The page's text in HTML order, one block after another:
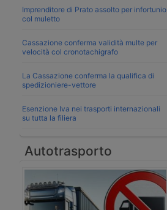
Imprenditore di Prato assolto per infortunio
col muletto
Cassazione conferma validità multe per
velocità col cronotachigrafo
La Cassazione conferma la qualifica di
spedizioniere-vettore
Esenzione Iva nei trasporti internazionali
su tutta la filiera
Autotrasporto